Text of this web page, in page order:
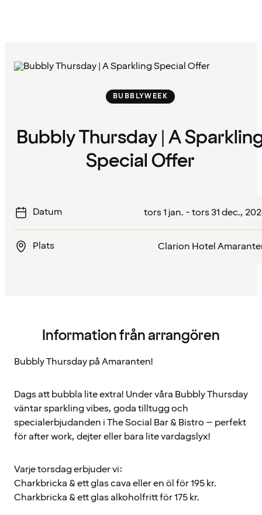
BUBBLYWEEK
Bubbly Thursday | A
Special Offer
Datum tors 1 jan. - tors 31 dec.,
Plats Clarion Hotel
Information från arrangören
Bubbly Thursday på Amaranten!
Dags att bubbla lite extra! Under våra Bubbly Thursday
väntar sparkling vibes, goda tilltugg och
specialerbjudanden i The Social Bar & Bistro – perfekt
för after work, dejter eller bara lite vardagslyx!
Varje torsdag erbjuder vi:
Charkbricka & ett glas cava eller en öl för 195 kr.
Charkbricka & ett glas alkoholfritt för 175 kr.